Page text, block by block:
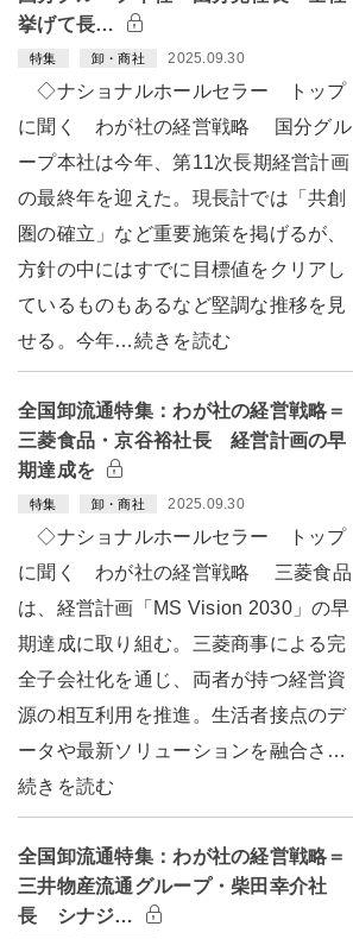
挙げて長…
特集 卸・商社 2025.09.30
◇ナショナルホールセラー トップ
に聞く わが社の経営戦略 国分グル
ープ本社は今年、第11次長期経営計画
の最終年を迎えた。現長計では「共創
圏の確立」など重要施策を掲げるが、
方針の中にはすでに目標値をクリアし
ているものもあるなど堅調な推移を見
せる。今年…続きを読む
全国卸流通特集：わが社の経営戦略＝
三菱食品・京谷裕社長 経営計画の早
期達成を
特集 卸・商社 2025.09.30
◇ナショナルホールセラー トップ
に聞く わが社の経営戦略 三菱食品
は、経営計画「MS Vision 2030」の早
期達成に取り組む。三菱商事による完
全子会社化を通じ、両者が持つ経営資
源の相互利用を推進。生活者接点のデ
ータや最新ソリューションを融合さ…
続きを読む
全国卸流通特集：わが社の経営戦略＝
三井物産流通グループ・柴田幸介社
長 シナジ…